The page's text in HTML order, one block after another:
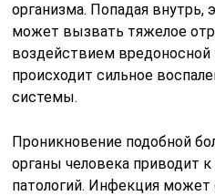
организма. Попадая внутрь,
может вызвать тяжелое
воздействием вредоносной
происходит сильное
системы.
Проникновение подобной
органы человека приводит
патологий. Инфекция может